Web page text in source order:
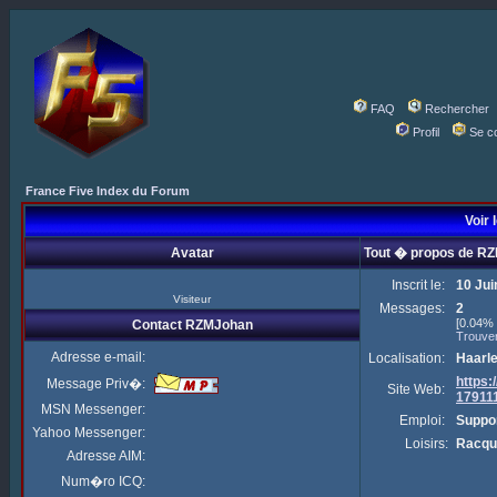
FAQ
Rechercher
Profil
Se
France Five Index du Forum
Voir
Avatar Tout � propos de
Visiteur
Inscrit le:
10
Messages:
2
[0.04%
Localisation:
Site Web:
Emploi:
Loisirs:
Contact RZMJohan
Adresse e-mail:
Message Priv�:
MSN Messenger:
Yahoo Messenger:
Adresse AIM:
Num�ro ICQ: